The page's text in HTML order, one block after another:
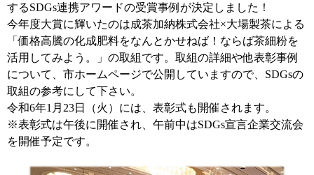
するSDGs連携アワードの受賞事例が決定しました！
今年度大賞に輝いたのは成茶加納株式会社×大場製茶による
「価格高騰の化成肥料をなんとかせねば！ならば茶細粉を
活用してみよう。」の取組です。取組の詳細や他表彰事例
について、市ホームページで公開していますので、SDGsの
取組の参考にして下さい。
令和6年1月23日（火）には、表彰式も開催されます。
※表彰式は午後に開催され、午前中はSDGs宣言企業交流会
を開催予定です。